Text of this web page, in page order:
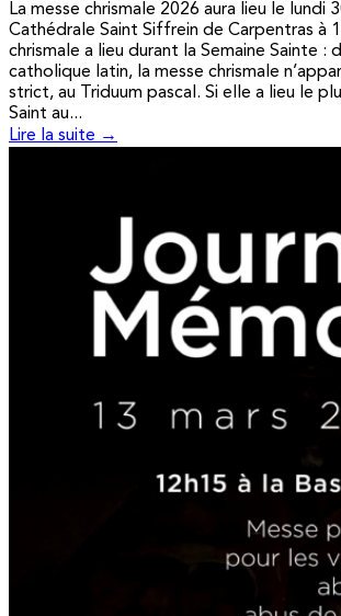
La messe chrismale 2026 aura lieu le lundi
Cathédrale Saint Siffrein de Carpentras à
chrismale a lieu durant la Semaine Sainte :
catholique latin, la messe chrismale
strict, au Triduum pascal. Si elle a lieu le
Saint au...
Lire la suite →